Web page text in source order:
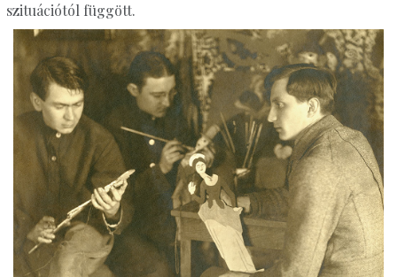
szituációtól függött.